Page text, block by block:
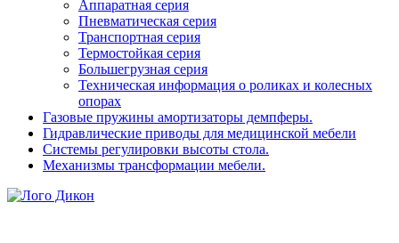
Аппаратная серия
Пневматическая серия
Транспортная серия
Термостойкая серия
Большегрузная серия
Техническая информация о роликах и колесных
опорах
Газовые пружины амортизаторы демпферы.
Гидравлические приводы для медицинской мебели
Системы регулировки высоты стола.
Механизмы трансформации мебели.